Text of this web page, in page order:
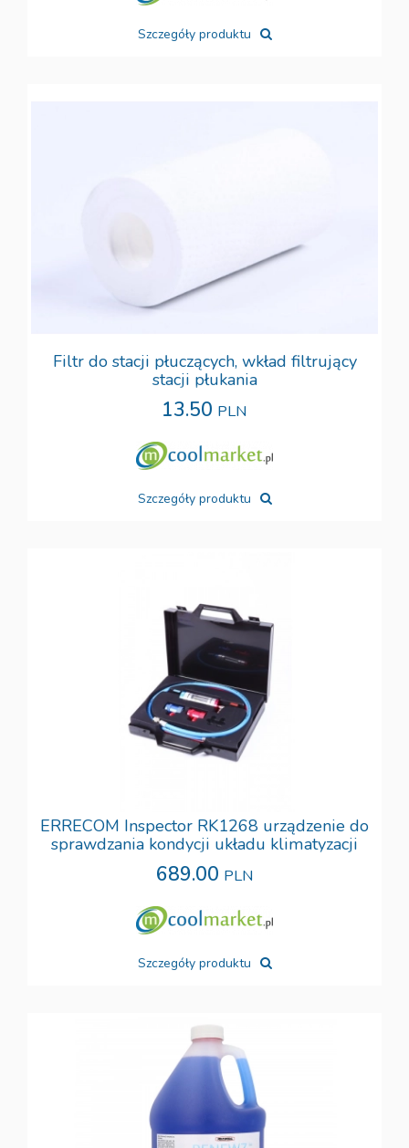
Szczegóły produktu
Filtr do stacji płuczących, wkład filtrujący
stacji płukania
13.50 PLN
Szczegóły produktu
ERRECOM Inspector RK1268 urządzenie do
sprawdzania kondycji układu klimatyzacji
689.00 PLN
Szczegóły produktu